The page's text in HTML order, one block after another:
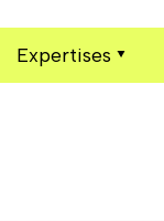
Expertises